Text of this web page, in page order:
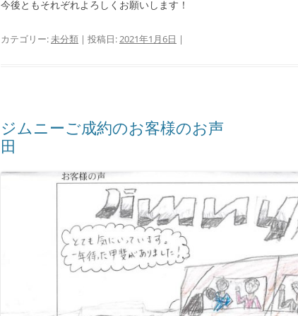
今後ともそれぞれよろしくお願いします！
カテゴリー:未分類 | 投稿日:2021年1月6日 |
ジムニーご成約のお客様のお声
田